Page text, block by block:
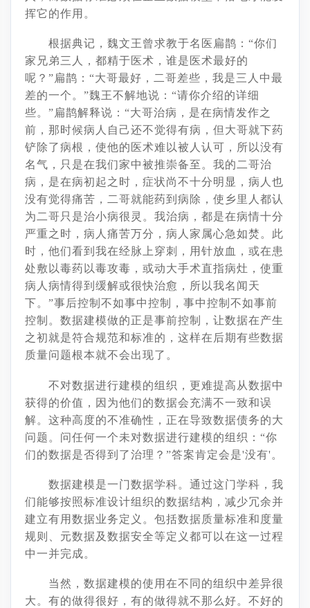
挥它的作用。
根据典记，魏文王曾求教于名医扁鹊： “你们
家兄弟三人，都精于医术，谁是医术最好的
呢？”扁鹊：“大哥最好，二哥差些，我是三人中最
差的一个。”魏王不解地说：“请你介绍的详细
些。”扁鹊解释说：“大哥治病，是在病情发作之
前，那时候病人自己还不觉得有病，但大哥就下药
铲除了病根，使他的医术难以被人认可，所以没有
名气，只是在我们家中被推崇备至。我的二哥治
病，是在病初起之时，症状尚不十分明显，病人也
没有觉得痛苦，二哥就能药到病除，使乡里人都认
为二哥只是治小病很灵。我治病，都是在病情十分
严重之时，病人痛苦万分，病人家属心急如焚。此
时，他们看到我在经脉上穿刺，用针放血，或在患
处敷以毒药以毒攻毒，或动大手术直指病灶，使重
病人病情得到缓解或很快治愈，所以我名闻天
下。”事后控制不如事中控制，事中控制不如事前
控制。数据建模做的正是事前控制，让数据在产生
之初就是符合规范和标准的，这样在后期有些数据
质量问题根本就不会出现了。
不对数据进行建模的组织，更难提高从数据中
获得的价值，因为他们的数据会充满不一致和误
解。这种高度的不准确性，正在导致数据债务的大
问题。问任何一个未对数据进行建模的组织： “你
们的数据是否得到了治理？”答案肯定会是'没有'。
数据建模是一门数据学科。通过这门学科，我
们能够按照标准设计组织的数据结构，减少冗余并
建立有用数据业务定义。包括数据质量标准和度量
规则、元数据及数据安全等定义都可以在这一过程
中一并完成。
当然，数据建模的使用在不同的组织中差异很
大。有的做得很好，有的做得就不那么好。不好的